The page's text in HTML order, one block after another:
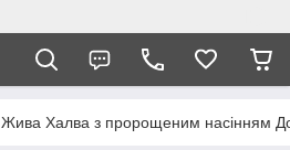
Жива Халва з пророщеним насінням